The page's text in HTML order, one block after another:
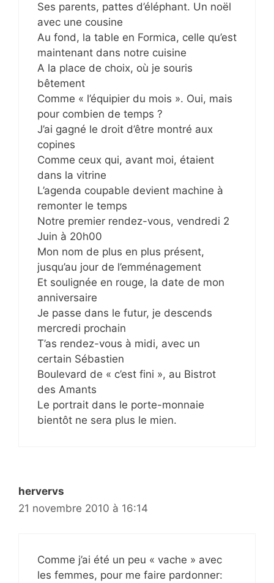
Ses parents, pattes d’éléphant. Un noël
avec une cousine
Au fond, la table en Formica, celle qu’est
maintenant dans notre cuisine
A la place de choix, où je souris
bêtement
Comme « l’équipier du mois ». Oui, mais
pour combien de temps ?
J’ai gagné le droit d’être montré aux
copines
Comme ceux qui, avant moi, étaient
dans la vitrine
L’agenda coupable devient machine à
remonter le temps
Notre premier rendez-vous, vendredi 2
Juin à 20h00
Mon nom de plus en plus présent,
jusqu’au jour de l’emménagement
Et soulignée en rouge, la date de mon
anniversaire
Je passe dans le futur, je descends
mercredi prochain
T’as rendez-vous à midi, avec un
certain Sébastien
Boulevard de « c’est fini », au Bistrot
des Amants
Le portrait dans le porte-monnaie
bientôt ne sera plus le mien.
hervervs
21 novembre 2010 à 16:14
Comme j’ai été un peu « vache » avec
les femmes, pour me faire pardonner: